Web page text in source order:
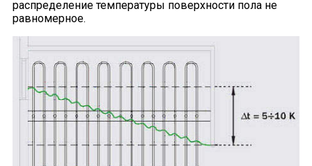
распределение температуры поверхности пола не
равномерное.